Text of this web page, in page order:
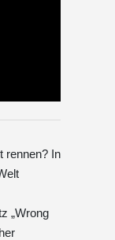
rennen? In
„Wrong